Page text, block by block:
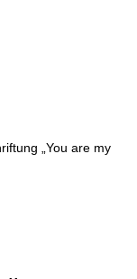
„You are my